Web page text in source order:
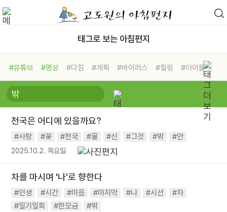
태그로 보는 아침편지
#유튜브 #명상 #다짐 #계획 #바이러스 #힐링
#아이들
#비전캠프
#독서캠프 #삶
#희망
#나눔 #친구 #링컨학교
#독서
#건강 #면역력
천국은 어디에 있을까요?
#사랑 #꽃 #천국 #물 #신 #그것 #밖 #안
2025.10.2. 목요일
차를 마시며 '나'로 향한다
#인생 #시간 #마음 #마지막 #나 #시선
#차
#일기일회
#한모금 #밖